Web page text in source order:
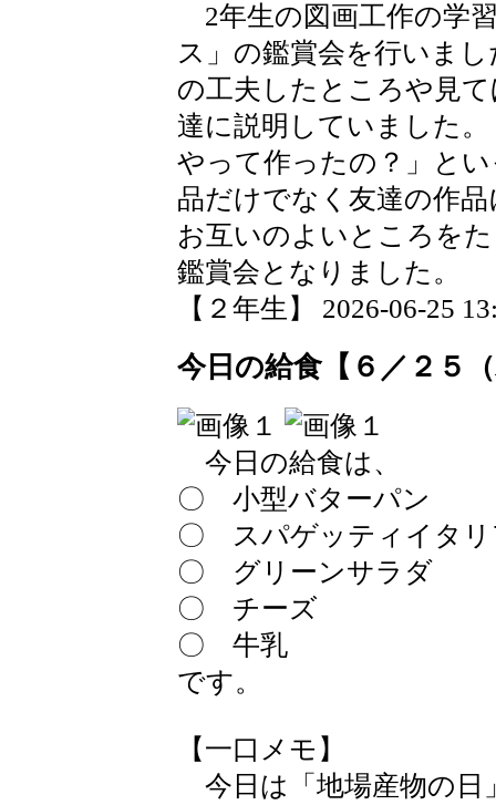
2年生の図画工作の学
ス」の鑑賞会を行いま
の工夫したところや見
達に説明していました
やって作ったの？」と
品だけでなく友達の作
お互いのよいところを
鑑賞会となりました。
【２年生】 2026-06-25
今日の給食【６／２５
今日の給食は、
〇 小型バターパン
〇 スパゲッティイタリ
〇 グリーンサラダ
〇 チーズ
〇 牛乳
です。
【一口メモ】
今日は「地場産物の日